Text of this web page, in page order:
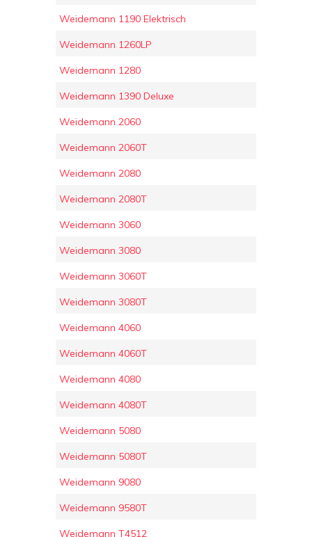
Weidemann 1190 Elektrisch
Weidemann 1260LP
Weidemann 1280
Weidemann 1390 Deluxe
Weidemann 2060
Weidemann 2060T
Weidemann 2080
Weidemann 2080T
Weidemann 3060
Weidemann 3080
Weidemann 3060T
Weidemann 3080T
Weidemann 4060
Weidemann 4060T
Weidemann 4080
Weidemann 4080T
Weidemann 5080
Weidemann 5080T
Weidemann 9080
Weidemann 9580T
Weidemann T4512